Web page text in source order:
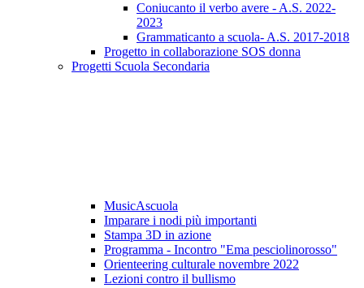
Coniucanto il verbo avere - A.S. 2022-
2023
Grammaticanto a scuola- A.S. 2017-2018
Progetto in collaborazione SOS donna
Progetti Scuola Secondaria
MusicAscuola
Imparare i nodi più importanti
Stampa 3D in azione
Programma - Incontro "Ema pesciolinorosso"
Orienteering culturale novembre 2022
Lezioni contro il bullismo